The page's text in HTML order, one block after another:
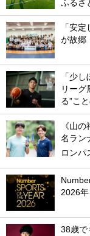
ふるさ
「安
が故郷
「少
リーグ
る”こ
《山
名ラン
ロンパ
2026
38歳で